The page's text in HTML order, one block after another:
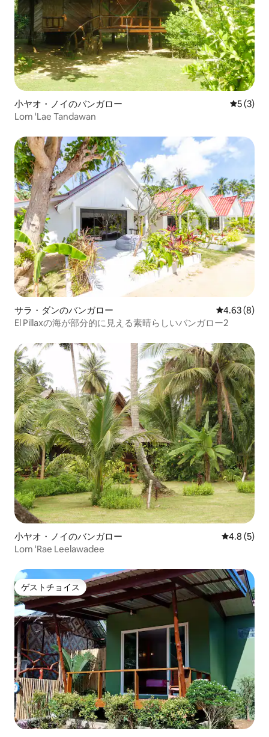
小ヤオ・ノイのバンガロー レビュー
5 (3)
Lom 'Lae Tandawan
サラ・ダンのバンガロー レビュー8
4.63 (8)
El Pillaxの海が部分的に見える素晴らしいバンガロー2
小ヤオ・ノイのバンガロー レビュー5
4.8 (5)
Lom 'Rae Leelawadee
ゲストチョイス
ゲストチョイス